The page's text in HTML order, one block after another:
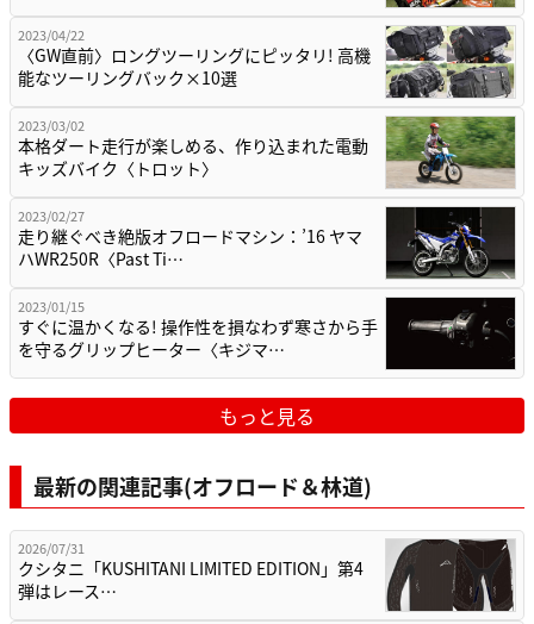
2023/04/22
〈GW直前〉ロングツーリングにピッタリ! 高機
能なツーリングバック×10選
2023/03/02
本格ダート走行が楽しめる、作り込まれた電動
キッズバイク〈トロット〉
2023/02/27
走り継ぐべき絶版オフロードマシン：’16 ヤマ
ハWR250R〈Past Ti…
2023/01/15
すぐに温かくなる! 操作性を損なわず寒さから手
を守るグリップヒーター〈キジマ…
もっと見る
最新の関連記事(オフロード＆林道)
2026/07/31
クシタニ「KUSHITANI LIMITED EDITION」第4
弾はレース…